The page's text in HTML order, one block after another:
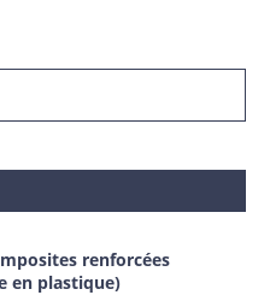
renforcées
en plastique)